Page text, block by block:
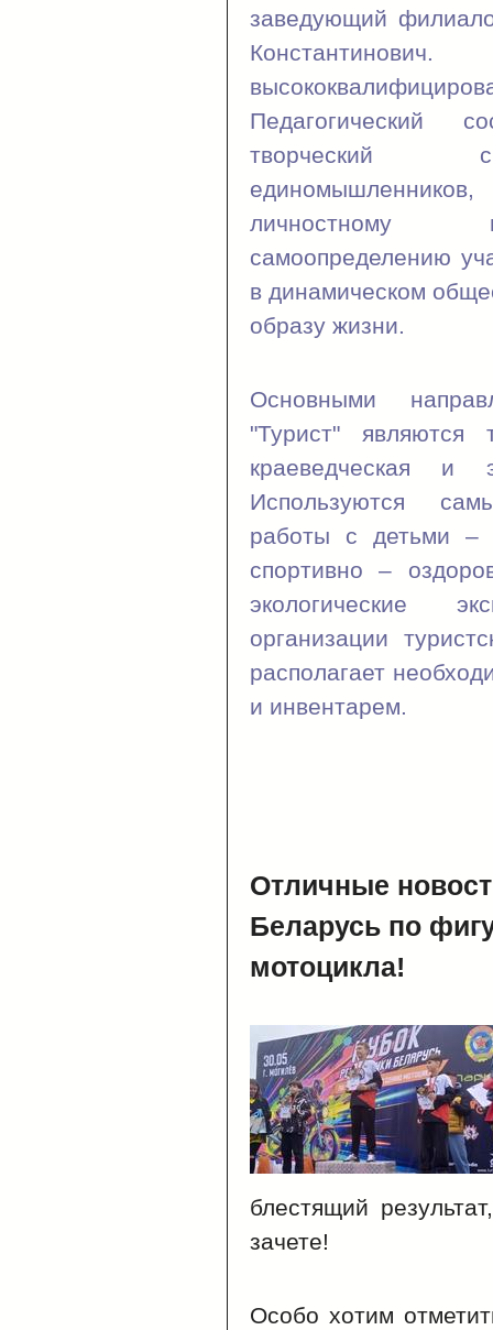
заведующий
Педагогический
творческий
личностному
самоопределению
в динамическом
образу жизни.
Основными
"Турист" являются
краеведческая и
Используются
работы с детьми –
спортивно –
экологические
организации
располагает
и инвентарем.
Отличные
Беларусь по
мотоцикла!
блестящий
зачете!
Особо хотим